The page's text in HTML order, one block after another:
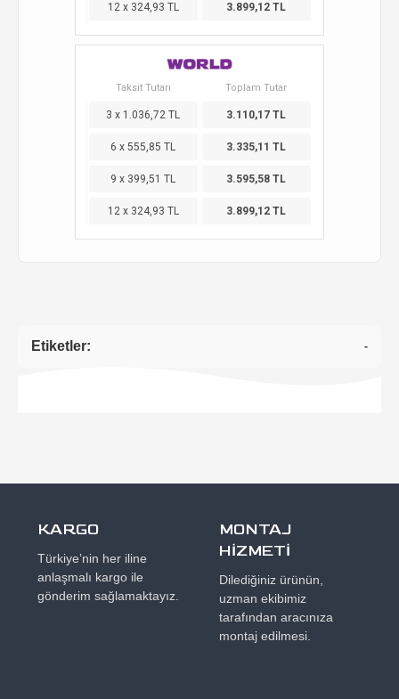
12 x 324,93 TL 3.899,12 TL
Taksit Tutarı Toplam Tutar
3 x 1.036,72 TL 3.110,17 TL
6 x 555,85 TL 3.335,11 TL
9 x 399,51 TL 3.595,58 TL
12 x 324,93 TL 3.899,12 TL
Etiketler: -
KARGO
Türkiye’nin her iline
anlaşmalı kargo ile
gönderim sağlamaktayız.
MONTAJ
HİZMETİ
Dilediğiniz ürünün,
uzman ekibimiz
tarafından aracınıza
montaj edilmesi.